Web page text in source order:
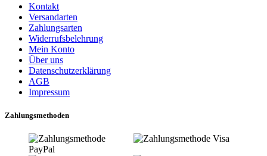
Kontakt
Versandarten
Zahlungsarten
Widerrufsbelehrung
Mein Konto
Über uns
Datenschutzerklärung
AGB
Impressum
Zahlungsmethoden